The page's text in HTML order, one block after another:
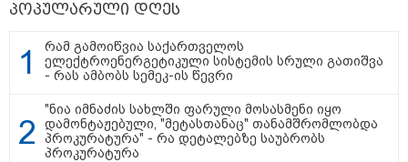
ლარიდან
თბილისი - ჰერაკლიონი 1835.90
ლარიდან
პოპულარული დღეს
რამ გამოიწვია საქართველოს
ელექტროენერგეტიკული სისტემის სრული გათიშვა
- რას ამბობს სემეკ-ის წევრი
"ნია იმნაძის სახლში ფარული მოსასმენი იყო
დამონტაჟებული, "მეტასთანაც" თანამშრომლობდა
პროკურატურა" - რა დეტალებზე საუბრობს
პროკურატურა